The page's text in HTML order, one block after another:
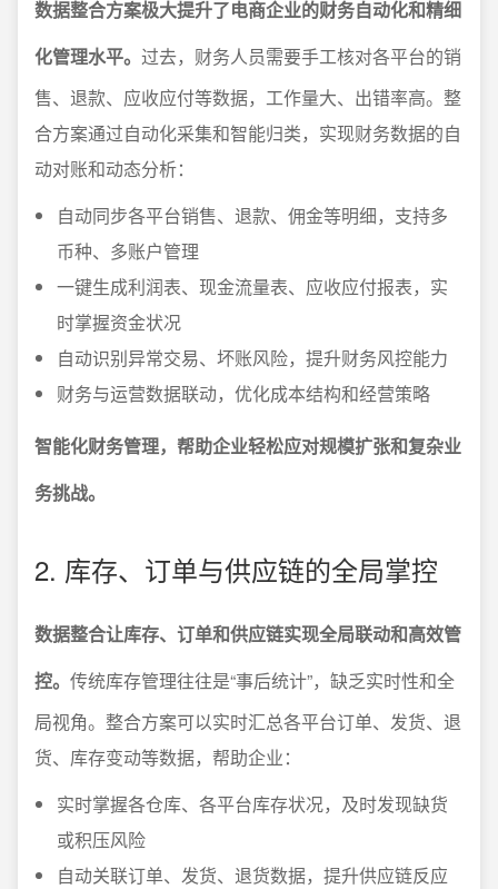
数据整合方案极大提升了电商企业的财务自动化和精细
化管理水平。 过去，财务人员需要手工核对各平台的销
售、退款、应收应付等数据，工作量大、出错率高。整
合方案通过自动化采集和智能归类，实现财务数据的自
动对账和动态分析：
自动同步各平台销售、退款、佣金等明细，支持多
币种、多账户管理
一键生成利润表、现金流量表、应收应付报表，实
时掌握资金状况
自动识别异常交易、坏账风险，提升财务风控能力
财务与运营数据联动，优化成本结构和经营策略
智能化财务管理，帮助企业轻松应对规模扩张和复杂业
务挑战。
2. 库存、订单与供应链的全局掌控
数据整合让库存、订单和供应链实现全局联动和高效管
控。 传统库存管理往往是“事后统计”，缺乏实时性和全
局视角。整合方案可以实时汇总各平台订单、发货、退
货、库存变动等数据，帮助企业：
实时掌握各仓库、各平台库存状况，及时发现缺货
或积压风险
自动关联订单、发货、退货数据，提升供应链反应